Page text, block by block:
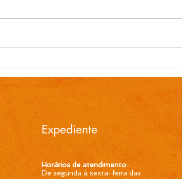
temporário de Professor
Ensino Fundamental 1ª a
4ª Séries é publicada pela
Prefeitura de Cidreira
4ª
Expediente
Horários de atendimento:
De segunda à sexta-feira das